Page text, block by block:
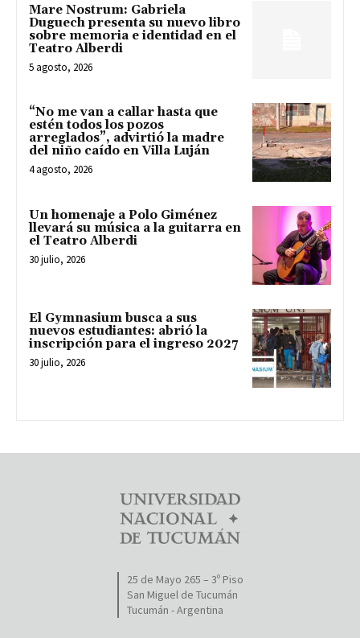
Mare Nostrum: Gabriela
Duguech presenta su nuevo libro
sobre memoria e identidad en el
Teatro Alberdi
5 agosto, 2026
“No me van a callar hasta que
estén todos los pozos
arreglados”, advirtió la madre
del niño caído en Villa Luján
4 agosto, 2026
Un homenaje a Polo Giménez
llevará su música a la guitarra en
el Teatro Alberdi
30 julio, 2026
El Gymnasium busca a sus
nuevos estudiantes: abrió la
inscripción para el ingreso 2027
30 julio, 2026
25 de Mayo 265 – 3º Piso
San Miguel de Tucumán
Tucumán - Argentina